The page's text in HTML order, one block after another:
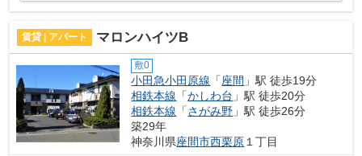
賃貸 | アパート マロンハイツB
敷0
小田急小田原線 「座間 」駅 徒歩19分
相鉄本線 「かしわ台 」駅 徒歩20分
相鉄本線 「さがみ野 」駅 徒歩26分
築29年
神奈川県座間市西栗原 １丁目